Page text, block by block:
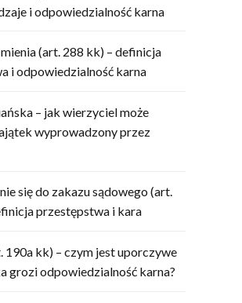
i odpowiedzialność karna
(art. 288 kk) – definicja
i odpowiedzialność karna
– jak wierzyciel może
wyprowadzony przez
się do zakazu sądowego (art.
przestępstwa i kara
190a kk) – czym jest uporczywe
grozi odpowiedzialność karna?